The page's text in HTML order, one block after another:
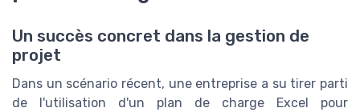
Un succès concret dans la gestion de
projet
Dans un scénario récent, une entreprise a su tirer parti
de l'utilisation d'un plan de charge Excel pour